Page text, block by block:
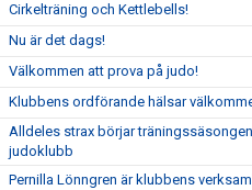
Cirkelträning och Kettlebells!
Nu är det dags!
Välkommen att prova på judo!
Klubbens ordförande hälsar
Alldeles strax börjar
judoklubb
Pernilla Lönngren är klubbens